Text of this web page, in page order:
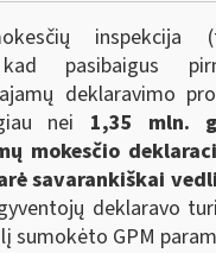
pasibaigus
deklaravimo
nei 1,35 mln.
mokesčio
savarankiškai
deklaravo
sumokėto GPM